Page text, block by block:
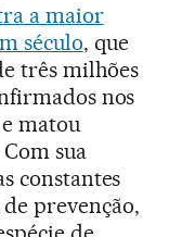
a maior
século, que
três milhões
nos
matou
Com sua
constantes
prevenção,